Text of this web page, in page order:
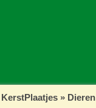
KerstPlaatjes » Dieren